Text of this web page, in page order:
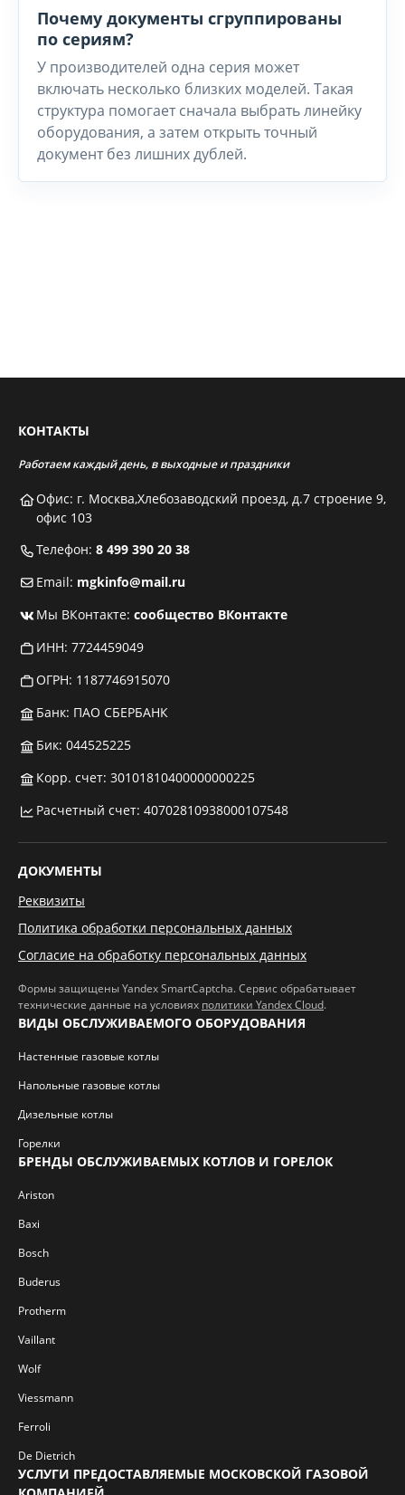
Почему документы сгруппированы
по сериям?
У производителей одна серия может
включать несколько близких моделей. Такая
структура помогает сначала выбрать линейку
оборудования, а затем открыть точный
документ без лишних дублей.
КОНТАКТЫ
Работаем каждый день, в выходные и праздники
Офис: г. Москва,Хлебозаводский проезд, д.7 строение 9,
офис 103
Телефон: 8 499 390 20 38
Email: mgkinfo@mail.ru
Мы ВКонтакте: сообщество ВКонтакте
ИНН: 7724459049
ОГРН: 1187746915070
Банк: ПАО СБЕРБАНК
Бик: 044525225
Корр. счет: 30101810400000000225
Расчетный счет: 40702810938000107548
ДОКУМЕНТЫ
Реквизиты
Политика обработки персональных данных
Согласие на обработку персональных данных
Формы защищены Yandex SmartCaptcha. Сервис обрабатывает
технические данные на условиях политики Yandex Cloud.
ВИДЫ ОБСЛУЖИВАЕМОГО ОБОРУДОВАНИЯ
Настенные газовые котлы
Напольные газовые котлы
Дизельные котлы
Горелки
БРЕНДЫ ОБСЛУЖИВАЕМЫХ КОТЛОВ И ГОРЕЛОК
Ariston
Baxi
Bosch
Buderus
Protherm
Vaillant
Wolf
Viessmann
Ferroli
De Dietrich
УСЛУГИ ПРЕДОСТАВЛЯЕМЫЕ МОСКОВСКОЙ ГАЗОВОЙ